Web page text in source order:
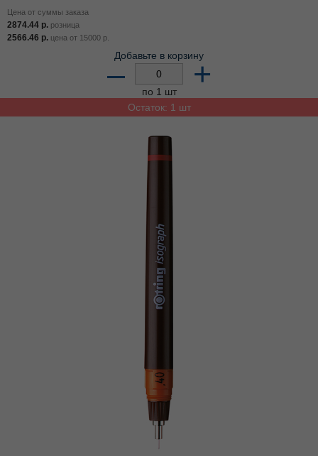
Цена от суммы заказа
2874.44 р. розница
2566.46 р. цена от 15000 р.
Добавьте в корзину
– +
по 1 шт
Остаток: 1 шт